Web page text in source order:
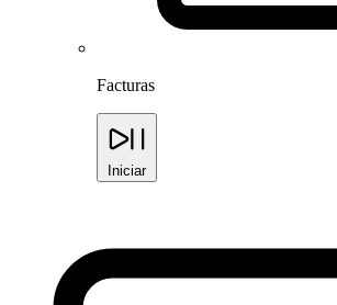
Facturas
Iniciar